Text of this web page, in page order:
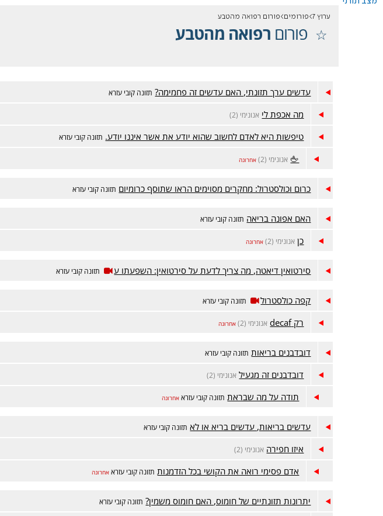
ערוץ 7 פורומים פורום רפואה מהטבע
פורום רפואה מהטבע
עדשים ערך תזונתי, האם עדשים זה פחמימה? תזונה קובי עזרא
מה אכפת לי אנונימי (2)
טיפשות היא לאדם לחשוב שהוא יודע את אשר איננו יודע. תזונה קובי עזרא
🖕 אנונימי (2) אחרונה
כרום וכולסטרול: מחקרים מסוימים הראו שתוסף כרומיום תזונה קובי עזרא
האם אפונה בריאה תזונה קובי עזרא
כן אנונימי (2) אחרונה
סירטואין דיאטה, מה צריך לדעת על סירטואין: השפעתו ע תזונה קובי עזרא
קפה כולסטרול תזונה קובי עזרא
רק decaf אנונימי (2) אחרונה
דובדבנים בריאות תזונה קובי עזרא
דובדבנים זה מגעיל אנונימי (2)
תודה על מה שבראת תזונה קובי עזרא אחרונה
עדשים בריאות, עדשים בריא או לא תזונה קובי עזרא
איזו חפירה אנונימי (2)
אדם פסימי רואה את הקושי בכל הזדמנות תזונה קובי עזרא אחרונה
יתרונות תזונתיים של חומוס, האם חומוס משמין? תזונה קובי עזרא